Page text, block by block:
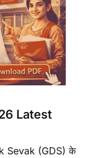
Latest
Sevak (GDS) के